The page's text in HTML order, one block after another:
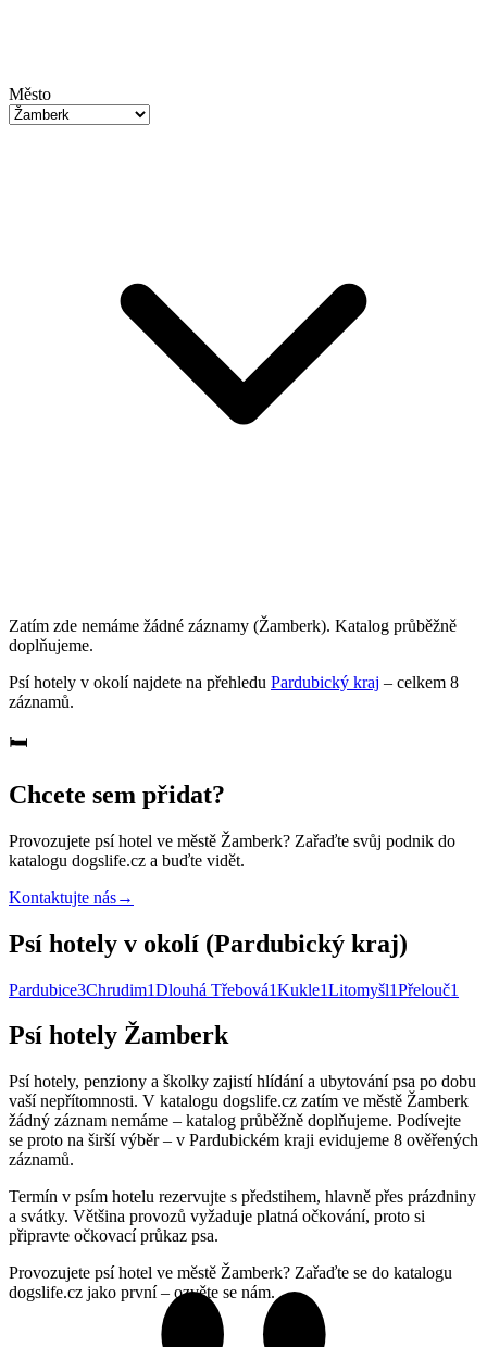
Město
Zatím zde nemáme žádné záznamy (Žamberk). Katalog průběžně
doplňujeme.
Psí hotely v okolí najdete na přehledu Pardubický kraj – celkem 8
záznamů.
🛏️
Chcete sem přidat?
Provozujete psí hotel ve městě Žamberk? Zařaďte svůj podnik do
katalogu dogslife.cz a buďte vidět.
Kontaktujte nás→
Psí hotely v okolí (Pardubický kraj)
Pardubice3Chrudim1Dlouhá Třebová1Kukle1Litomyšl1Přelouč1
Psí hotely Žamberk
Psí hotely, penziony a školky zajistí hlídání a ubytování psa po dobu
vaší nepřítomnosti. V katalogu dogslife.cz zatím ve městě Žamberk
žádný záznam nemáme – katalog průběžně doplňujeme. Podívejte
se proto na širší výběr – v Pardubickém kraji evidujeme 8 ověřených
záznamů.
Termín v psím hotelu rezervujte s předstihem, hlavně přes prázdniny
a svátky. Většina provozů vyžaduje platná očkování, proto si
připravte očkovací průkaz psa.
Provozujete psí hotel ve městě Žamberk? Zařaďte se do katalogu
dogslife.cz jako první – ozvěte se nám.